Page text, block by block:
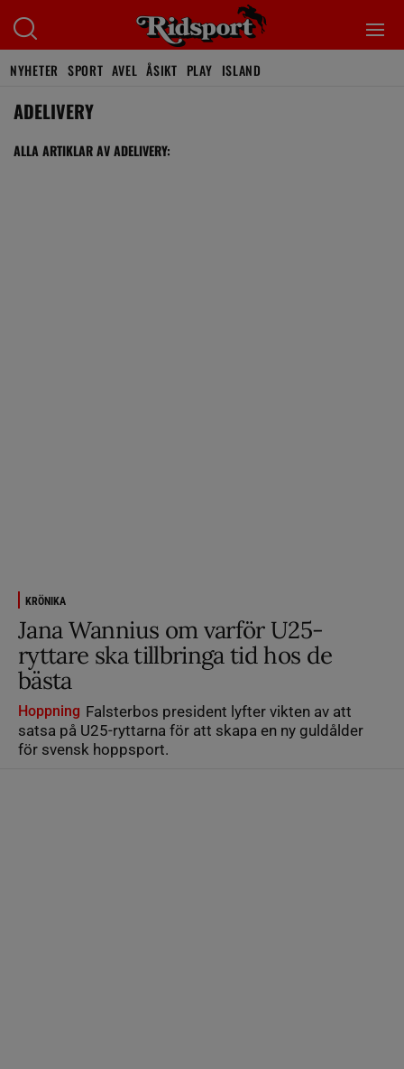
NYHETER SPORT AVEL ÅSIKT PLAY ISLAND
ADELIVERY
ALLA ARTIKLAR AV ADELIVERY:
KRÖNIKA
Jana Wannius om varför U25-
ryttare ska tillbringa tid hos de
bästa
Hoppning Falsterbos president lyfter vikten av att
satsa på U25-ryttarna för att skapa en ny guldålder
för svensk hoppsport.